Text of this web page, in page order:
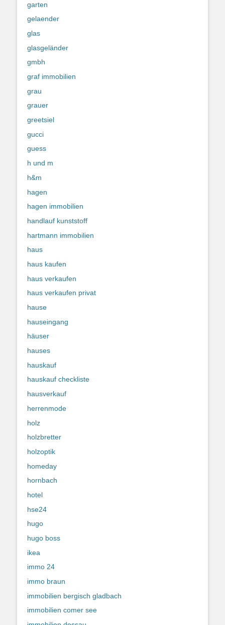
garten
gelaender
glas
glasgeländer
gmbh
graf immobilien
grau
grauer
greetsiel
gucci
guess
h und m
h&m
hagen
hagen immobilien
handlauf kunststoff
hartmann immobilien
haus
haus kaufen
haus verkaufen
haus verkaufen privat
hause
hauseingang
häuser
hauses
hauskauf
hauskauf checkliste
hausverkauf
herrenmode
holz
holzbretter
holzoptik
homeday
hornbach
hotel
hse24
hugo
hugo boss
ikea
immo 24
immo braun
immobilien bergisch gladbach
immobilien comer see